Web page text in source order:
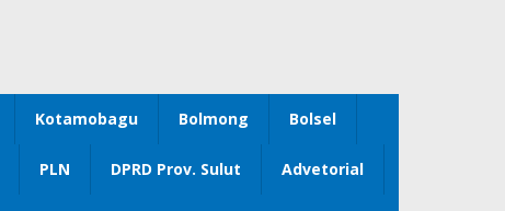
Kotamobagu Bolmong Bolsel
PLN DPRD Prov. Sulut Advetorial